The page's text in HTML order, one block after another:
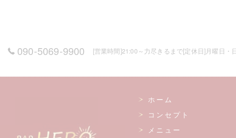
090-5069-9900 [営業時間]21:00～力尽きるまで[定休日]月曜日・
ホーム
コンセプト
メニュー